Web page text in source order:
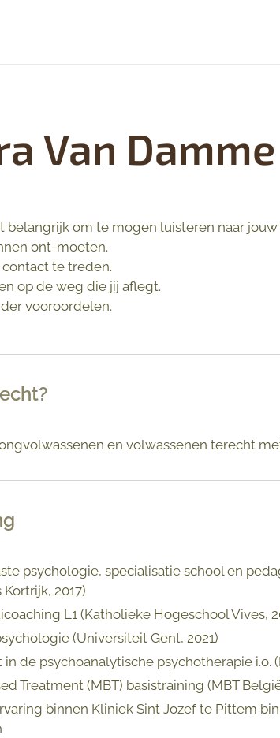
Van Damme
belangrijk om te mogen luisteren naar jouw
ont-moeten.
te treden.
op de weg die jij aflegt.
vooroordelen.
en volwassenen terecht
psychologie, specialisatie school en
2017)
L1 (Katholieke Hogeschool Vives,
(Universiteit Gent, 2021)
in de psychoanalytische psychotherapie i.o.
Treatment (MBT) basistraining (MBT
binnen Kliniek Sint Jozef te Pittem